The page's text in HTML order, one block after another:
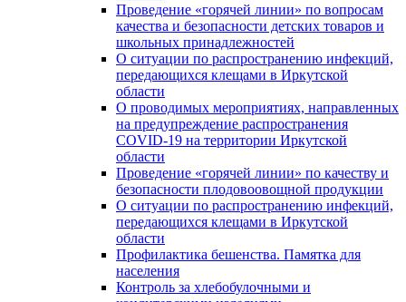
Проведение «горячей линии» по вопросам
качества и безопасности детских товаров и
школьных принадлежностей
О ситуации по распространению инфекций,
передающихся клещами в Иркутской
области
О проводимых мероприятиях, направленных
на предупреждение распространения
COVID-19 на территории Иркутской
области
Проведение «горячей линии» по качеству и
безопасности плодовоовощной продукции
О ситуации по распространению инфекций,
передающихся клещами в Иркутской
области
Профилактика бешенства. Памятка для
населения
Контроль за хлебобулочными и